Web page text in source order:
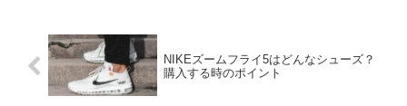
NIKEズームフライ5はどんなシューズ？
購入する時のポイント